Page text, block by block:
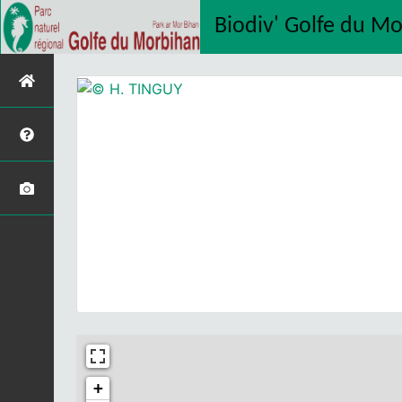
Biodiv' Golfe du
+